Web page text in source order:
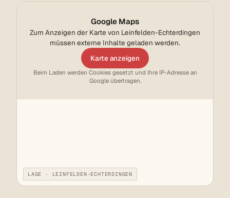
Google Maps
Zum Anzeigen der Karte von Leinfelden-Echterdingen
müssen externe Inhalte geladen werden.
Karte anzeigen
Beim Laden werden Cookies gesetzt und Ihre IP-Adresse an
Google übertragen.
LAGE · LEINFELDEN-ECHTERDINGEN